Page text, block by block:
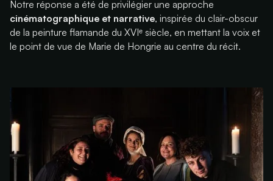
Notre réponse a été de privilégier une approche
cinématographique et narrative, inspirée du clair-obscur
de la peinture flamande du XVIᵉ siècle, en mettant la voix et
le point de vue de Marie de Hongrie au centre du récit.